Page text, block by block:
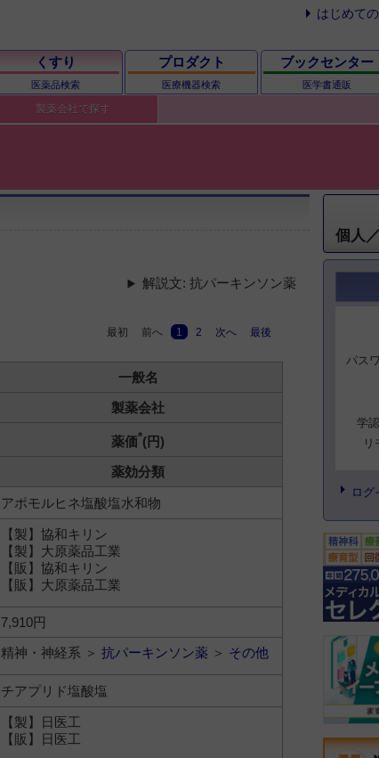
はじめて
くすり
医薬品検索
プロダクト
医療機器検索
ブックセンター
医学書通販
製薬会社で探す
解説文: 抗パーキンソン薬
最初 前へ 1 2 次へ 最後
一般名
製薬会社
薬価*(円)
薬効分類
アポモルヒネ塩酸塩水和物
【製】協和キリン
【製】大原薬品工業
【販】協和キリン
【販】大原薬品工業
7,910円
精神・神経系 ＞ 抗パーキンソン薬 ＞ その他
チアプリド塩酸塩
【製】日医工
【販】日医工
個人
パス
学
リ
ログ